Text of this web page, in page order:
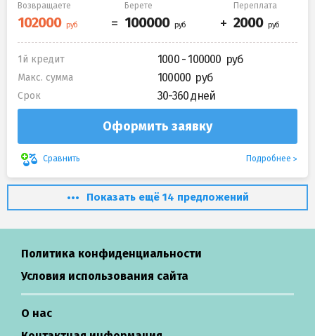
Возвращаете Берете Переплата
1й кредит 1000 - 100000
Макс. сумма 100000
Срок 30-360 дней
Оформить заявку
Сравнить Подробнее
Показать ещё 14 предложений
Политика конфиденциальности
Условия использования сайта
О нас